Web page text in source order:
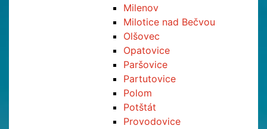
Milenov
Milotice nad Bečvou
Olšovec
Opatovice
Paršovice
Partutovice
Polom
Potštát
Provodovice